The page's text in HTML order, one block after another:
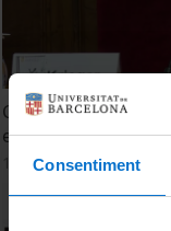
Consentiment
Canvi climàtic i
ecoansietat
17 juliol, 2023